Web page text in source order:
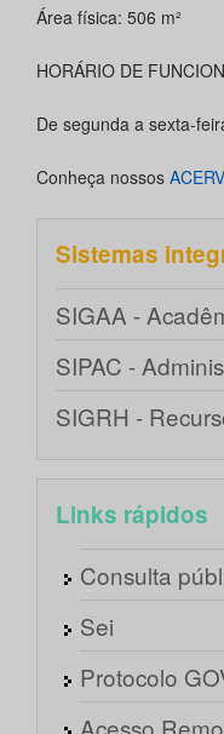
Área física: 506 m²
HORÁRIO DE
De segunda a sexta-
Conheça nossos
Sistemas
SIGAA -
SIPAC -
SIGRH -
Links rápidos
Consulta
Sei
Protocolo